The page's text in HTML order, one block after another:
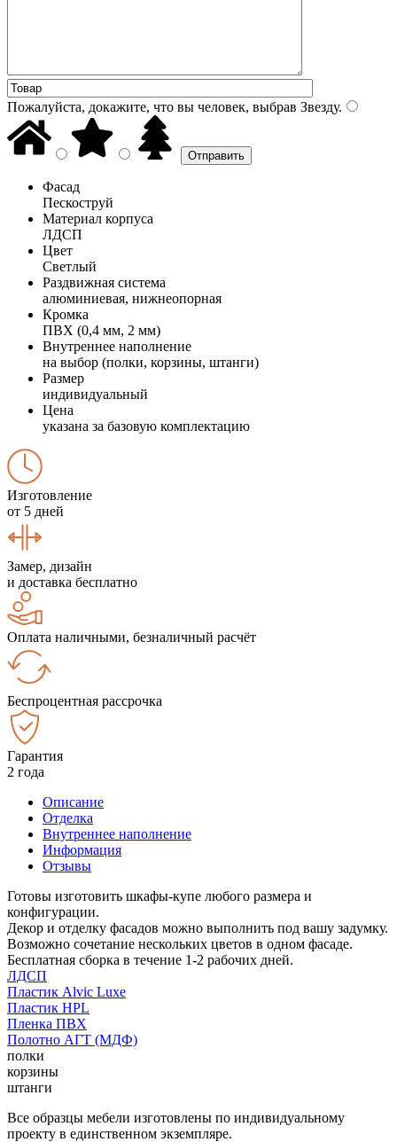
Пожалуйста, докажите, что вы человек, выбрав Звезду.
Фасад
Пескоструй
Материал корпуса
ЛДСП
Цвет
Светлый
Раздвижная система
алюминиевая, нижнеопорная
Кромка
ПВХ (0,4 мм, 2 мм)
Внутреннее наполнение
на выбор (полки, корзины, штанги)
Размер
индивидуальный
Цена
указана за базовую комплектацию
Изготовление
от 5 дней
Замер, дизайн
и доставка бесплатно
Оплата наличными, безналичный расчёт
Беспроцентная рассрочка
Гарантия
2 года
Описание
Отделка
Внутреннее наполнение
Информация
Отзывы
Готовы изготовить шкафы-купе любого размера и
конфигурации.
Декор и отделку фасадов можно выполнить под вашу задумку.
Возможно сочетание нескольких цветов в одном фасаде.
Бесплатная сборка в течение 1-2 рабочих дней.
ЛДСП
Пластик Alvic Luxe
Пластик HPL
Пленка ПВХ
Полотно АГТ (МДФ)
полки
корзины
штанги
Все образцы мебели изготовлены по индивидуальному
проекту в единственном экземпляре.